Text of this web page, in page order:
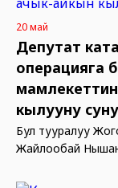
20 май
Депутат
операцияга
мамлекеттин
кылууну
Бул тууралуу
Жайлообай